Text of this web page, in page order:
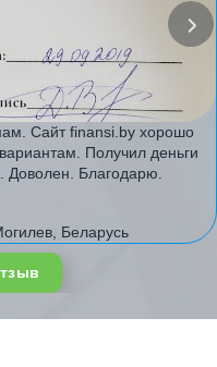
Сайт finansi.by хорошо
Получил деньги
Благодарю.
Беларусь